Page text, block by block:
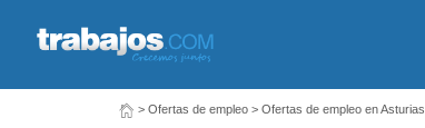
> Ofertas de empleo > Ofertas de empleo en Asturias